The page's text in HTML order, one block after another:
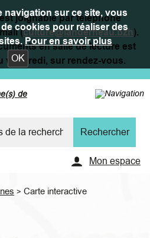
navigation sur ce site, vous
cookies pour réaliser des
Pour en savoir plus
OK
joignable par téléphone
(culture@landerneau.bzh).
en salle de lecture est
vendredi, sur rendez-vous.
Mon espace
> Carte interactive